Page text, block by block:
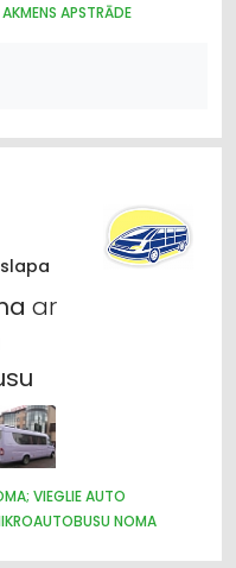
AKMENS APSTRĀDE
ar
VIEGLIE AUTO
NOMA